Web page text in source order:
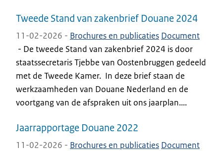
Tweede Stand van zakenbrief Douane 2024
11-02-2026 - Brochures en publicaties Document
- De tweede Stand van zakenbrief 2024 is door
staatssecretaris Tjebbe van Oostenbruggen gedeeld
met de Tweede Kamer. In deze brief staan de
werkzaamheden van Douane Nederland en de
voortgang van de afspraken uit ons jaarplan....
Jaarrapportage Douane 2022
11-02-2026 - Brochures en publicaties Document